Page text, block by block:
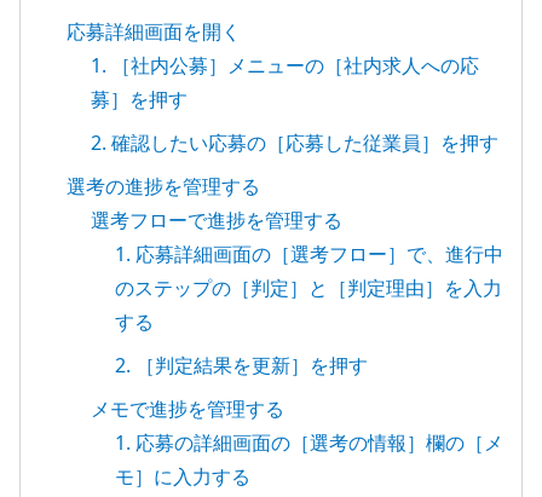
応募詳細画面を開く
1. ［社内公募］メニューの［社内求人への応
募］を押す
2. 確認したい応募の［応募した従業員］を押す
選考の進捗を管理する
選考フローで進捗を管理する
1. 応募詳細画面の［選考フロー］で、進行中
のステップの［判定］と［判定理由］を入力
する
2. ［判定結果を更新］を押す
メモで進捗を管理する
1. 応募の詳細画面の［選考の情報］欄の［メ
モ］に入力する